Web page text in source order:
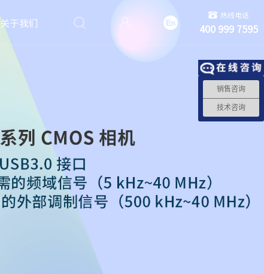
关于我们
热线电话
400 999 7595
销售咨询
技术咨询